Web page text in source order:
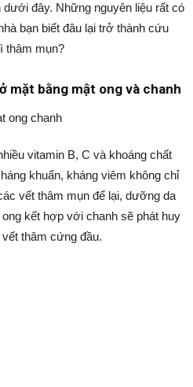
đây. Những nguyên liệu rất có
bạn biết đâu lại trở thành cứu
thâm mụn?
mặt bằng mật ong và chanh
vitamin B, C và khoáng chất
khuẩn, kháng viêm không chỉ
vết thâm mụn để lại, dưỡng da
kết hợp với chanh sẽ phát huy
thâm cứng đầu.